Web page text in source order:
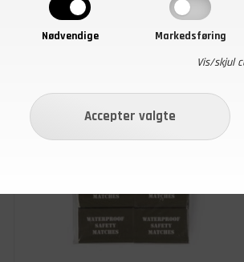
Nødvendige Markedsføring
Vis/skjul